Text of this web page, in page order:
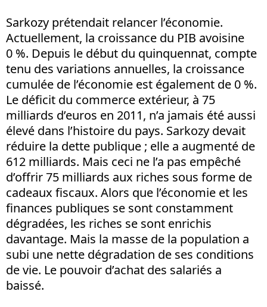
Sarkozy prétendait relancer l’économie.
Actuellement, la croissance du PIB avoisine
0 %. Depuis le début du quinquennat, compte
tenu des variations annuelles, la croissance
cumulée de l’économie est également de 0 %.
Le déficit du commerce extérieur, à 75
milliards d’euros en 2011, n’a jamais été aussi
élevé dans l’histoire du pays. Sarkozy devait
réduire la dette publique ; elle a augmenté de
612 milliards. Mais ceci ne l’a pas empêché
d’offrir 75 milliards aux riches sous forme de
cadeaux fiscaux. Alors que l’économie et les
finances publiques se sont constamment
dégradées, les riches se sont enrichis
davantage. Mais la masse de la population a
subi une nette dégradation de ses conditions
de vie. Le pouvoir d’achat des salariés a
baissé.